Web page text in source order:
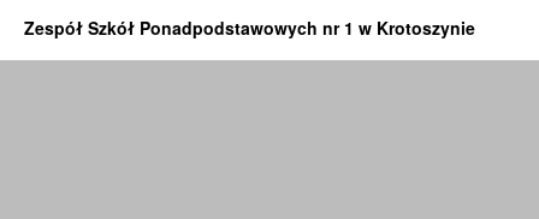
Zespół Szkół Ponadpodstawowych nr 1 w Krotoszynie